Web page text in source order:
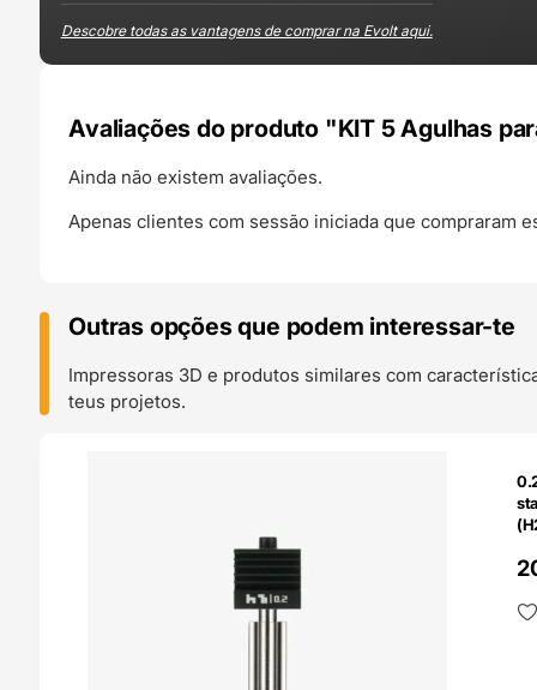
Descobre todas as vantagens de comprar na Evolt aqui.
Avaliações do produto "KIT 5 Agulhas
Ainda não existem avaliações.
Apenas clientes com sessão iniciada que compraram
Outras opções que podem interessar-te
Impressoras 3D e produtos similares com
teus projetos.